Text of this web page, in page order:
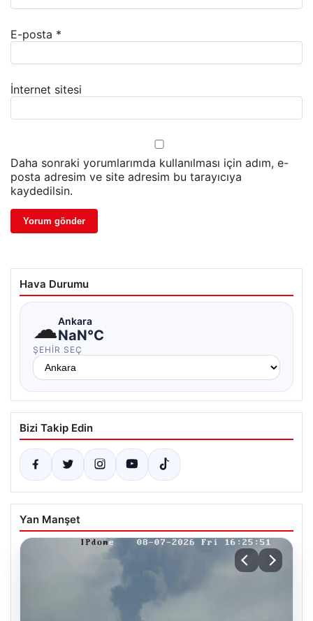
E-posta *
İnternet sitesi
Daha sonraki yorumlarımda kullanılması için adım, e-
posta adresim ve site adresim bu tarayıcıya
kaydedilsin.
Hava Durumu
☁Ankara
NaN°C
ŞEHIR SEÇ
Bizi Takip Edin
Yan Manşet